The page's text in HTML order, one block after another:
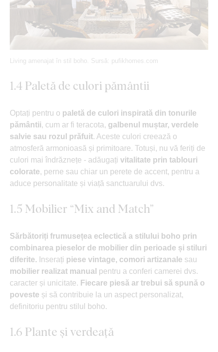
Living amenajat în stil boho. Sursă: pufikhomes.com
1.4 Paletă de culori pământii
Optați pentru o paletă de culori inspirată din tonurile
pământii, cum ar fi teracota, galbenul muștar, verdele
salvie sau rozul prăfuit. Aceste culori creează o
atmosferă armonioasă și primitoare. Totuși, nu vă feriți de
culori mai îndrăznețe - adăugați vitalitate prin tablouri
colorate, perne sau chiar un perete de accent, pentru a
aduce personalitate și viață sanctuarului dvs.
1.5 Mobilier “Mix and Match”
Sărbătoriți frumusețea eclectică a stilului boho prin
combinarea pieselor de mobilier din perioade și stiluri
diferite. Inserați piese vintage, comori artizanale sau
mobilier realizat manual pentru a conferi camerei dvs.
caracter și unicitate. Fiecare piesă ar trebui să spună o
poveste și să contribuie la un aspect personalizat,
definitoriu pentru stilul boho.
1.6 Plante și verdeață